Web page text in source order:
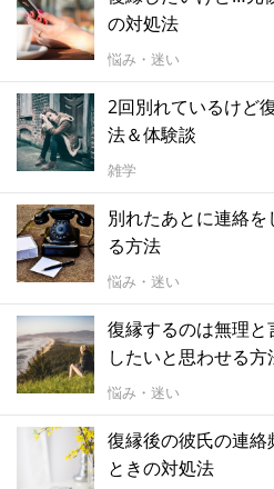
の対処法
悩み・迷い
2回別れているけど
法＆体験談
雑学
別れたあとに連絡
る方法
悩み・迷い
復縁するのは無理
したいと思わせる方
悩み・迷い
復縁後の彼氏の連
ときの対処法